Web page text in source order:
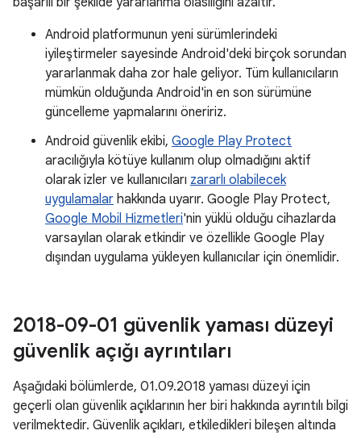
Android platformunun yeni sürümlerindeki
iyileştirmeler sayesinde Android'deki birçok sorundan
yararlanmak daha zor hale geliyor. Tüm kullanıcıların
mümkün olduğunda Android'in en son sürümüne
güncelleme yapmalarını öneririz.
Android güvenlik ekibi, Google Play Protect
aracılığıyla kötüye kullanım olup olmadığını aktif
olarak izler ve kullanıcıları zararlı olabilecek
uygulamalar hakkında uyarır. Google Play Protect,
Google Mobil Hizmetleri'nin yüklü olduğu cihazlarda
varsayılan olarak etkindir ve özellikle Google Play
dışından uygulama yükleyen kullanıcılar için önemlidir.
2018-09-01 güvenlik yaması düzeyi
güvenlik açığı ayrıntıları
Aşağıdaki bölümlerde, 01.09.2018 yaması düzeyi için
geçerli olan güvenlik açıklarının her biri hakkında ayrıntılı bilgi
verilmektedir. Güvenlik açıkları, etkiledikleri bileşen altında